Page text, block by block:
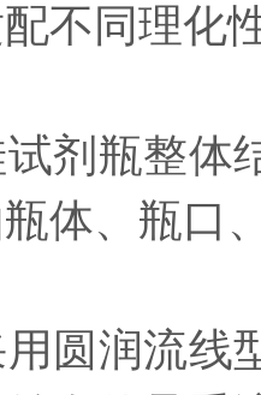
不同理化
瓶整体结
体、瓶口
润流线型